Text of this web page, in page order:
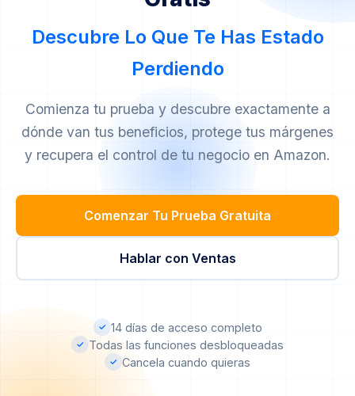
. Está diseñado para ayudar a nuevos
vendedores a hacer crecer su negocio antes
automáticamente al plan básico de Análisis.
coste adicional. Este modelo basado en uso asegura
Descubre Lo Que Te Has Estado
Perdiendo
Comienza tu prueba y descubre exactamente a
dónde van tus beneficios, protege tus márgenes
y recupera el control de tu negocio en Amazon.
Comenzar Tu Prueba Gratuita
Hablar con Ventas
✓ 14 días de acceso completo
✓ Todas las funciones desbloqueadas
✓ Cancela cuando quieras